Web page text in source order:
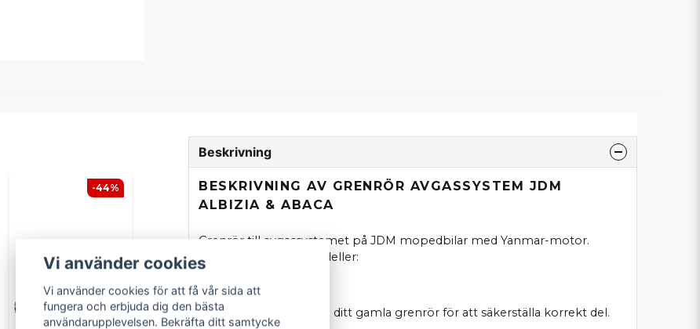
-44%
Beskrivning
BESKRIVNING AV GRENRÖR AVGASSYSTEM JDM
ALBIZIA & ABACA
Grenrör till avgassystemet på JDM mopedbilar med Yanmar-motor.
Passar till följande modeller:
JDM
Abaca och Albizia
Jämför utseendet med ditt gamla grenrör för att säkerställa korrekt del.
Vi använder cookies
Vi använder cookies för att få vår sida att
fungera och erbjuda dig den bästa
användarupplevelsen. Bekräfta ditt samtycke